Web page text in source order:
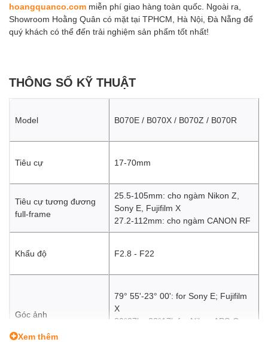
hoangquanco.com miễn phí giao hàng toàn quốc. Ngoài ra,
Showroom Hoằng Quân có mặt tại TPHCM, Hà Nội, Đà Nẵng để
quý khách có thể đến trải nghiệm sản phẩm tốt nhất!
THÔNG SỐ KỸ THUẬT
Model B070E / B070X / B070Z / B070R
Tiêu cự 17-70mm
Tiêu cự tương đương
full-frame
25.5-105mm: cho ngàm Nikon Z,
Sony E, Fujifilm X
27.2-112mm: cho ngàm CANON RF
Khẩu độ F2.8 - F22
Góc ảnh
79° 55'-23° 00': for Sony E; Fujifilm
X
80°37′ – 23°17′: for Nikon APS-C
Xem thêm